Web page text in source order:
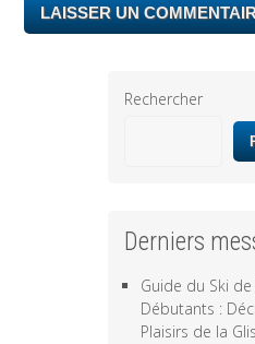
Rechercher
Derniers
Guide du Ski
Débutants :
Plaisirs de la